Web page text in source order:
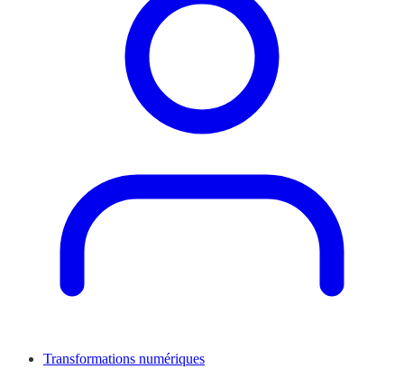
Transformations numériques